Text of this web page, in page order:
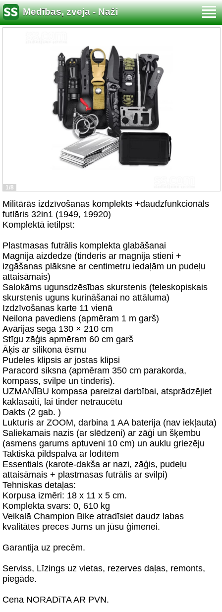
Medības, zveja - Naži
1/8
Militārās izdzīvošanas komplekts +daudzfunkcionāls
futlāris 32in1 (1949, 19920)
Komplektā ietilpst:
Plastmasas futrālis komplekta glabāšanai
Magnija aizdedze (tinderis ar magnija stieni +
izgāšanas plāksne ar centimetru iedaļām un pudeļu
attaisāmais)
Salokāms ugunsdzēsības skurstenis (teleskopiskais
skurstenis uguns kurināšanai no attāluma)
Izdzīvošanas karte 11 vienā
Neilona pavediens (apmēram 1 m garš)
Avārijas sega 130 × 210 cm
Stīgu zāģis apmēram 60 cm garš
Āķis ar silikona ēsmu
Pudeles klipsis ar jostas klipsi
Paracord siksna (apmēram 350 cm parakorda,
kompass, svilpe un tinderis).
UZMANĪBU kompasa pareizai darbībai, atsprādzējiet
kaklasaiti, lai tinder netraucētu
Dakts (2 gab. )
Lukturis ar ZOOM, darbina 1 AA baterija (nav iekļauta)
Saliekamais nazis (ar slēdzeni) ar zāģi un šķembu
(asmens garums aptuveni 10 cm) un auklu griezēju
Taktiskā pildspalva ar lodītēm
Essentials (karote-dakša ar nazi, zāģis, pudeļu
attaisāmais + plastmasas futrālis ar svilpi)
Tehniskas detaļas:
Korpusa izmēri: 18 x 11 x 5 cm.
Komplekta svars: 0, 610 kg
Veikalā Champion Bike atradīsiet daudz labas
kvalitātes preces Jums un jūsu ģimenei.
Garantija uz precēm.
Serviss, Līzings uz vietas, rezerves daļas, remonts,
piegāde.
Cena NORADīTA AR PVN.